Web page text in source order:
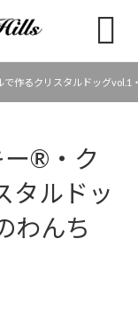

作るクリスタルドッグvol.1
ー®︎・ク
タルドッ
わんち